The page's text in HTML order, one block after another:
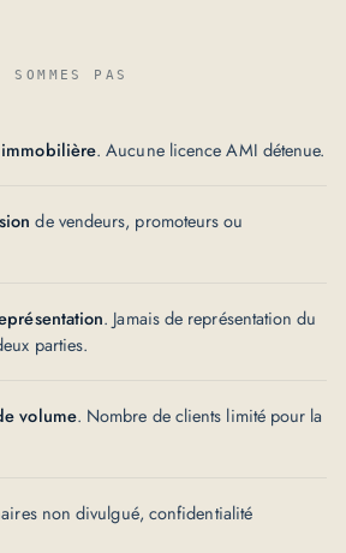
PAS
immobilière. Aucune licence AMI détenue.
de vendeurs, promoteurs ou
. Jamais de représentation du
parties.
volume. Nombre de clients limité pour la
non divulgué, confidentialité